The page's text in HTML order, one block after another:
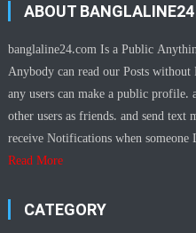
ABOUT BANGLALINE24
banglaline24.com Is a Public
Anybody can read our Posts
any users can make a public profile.
other users as friends. and send text
receive Notifications when
Read More
CATEGORY